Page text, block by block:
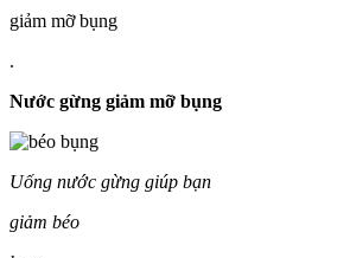
giảm mỡ bụng
.
Nước gừng giảm mỡ bụng
Uống nước gừng giúp bạn
giảm béo